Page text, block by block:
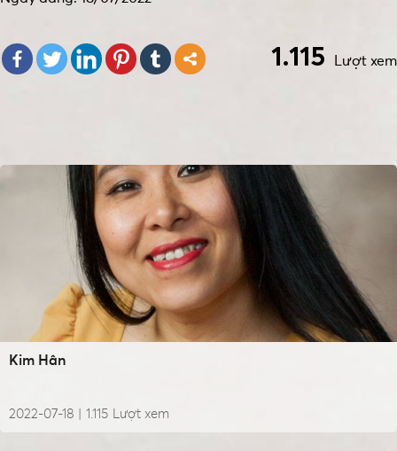
Lượt xem
1.115
Kim Hân
2022-07-18 | Lượt xem
1.115